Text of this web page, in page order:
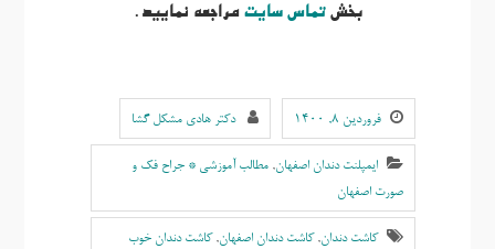
بخش تماس سایت مراجعه نمایید.
فروردین ۸, ۱۴۰۰ دکتر هادی مشکل گشا
ایمپلنت دندان اصفهان, مطالب آموزشی * جراح فک و
صورت اصفهان
کاشت دندان, کاشت دندان اصفهان, کاشت دندان خوب